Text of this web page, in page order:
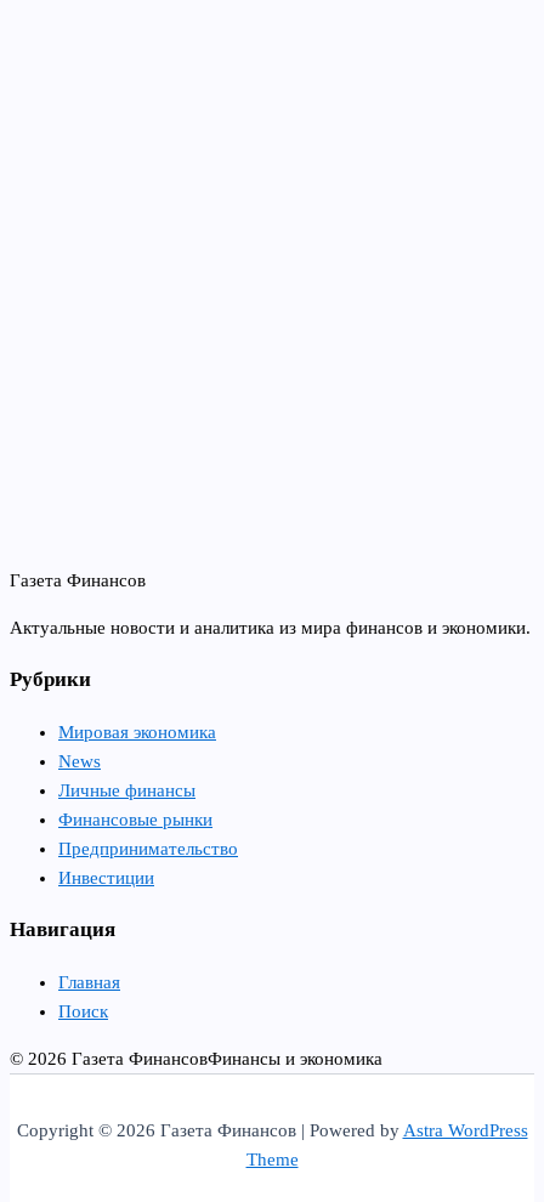
Газета Финансов
Актуальные новости и аналитика из мира финансов и экономики.
Рубрики
Мировая экономика
News
Личные финансы
Финансовые рынки
Предпринимательство
Инвестиции
Навигация
Главная
Поиск
© 2026 Газета ФинансовФинансы и экономика
Copyright © 2026 Газета Финансов | Powered byAstra WordPress
Theme